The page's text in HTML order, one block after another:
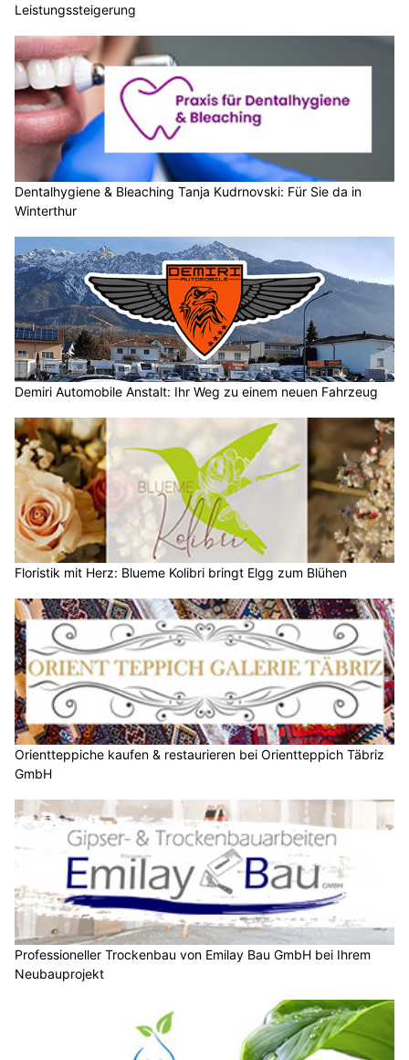
Leistungssteigerung
Dentalhygiene & Bleaching Tanja Kudrnovski: Für Sie da in
Winterthur
Demiri Automobile Anstalt: Ihr Weg zu einem neuen Fahrzeug
Floristik mit Herz: Blueme Kolibri bringt Elgg zum Blühen
Orientteppiche kaufen & restaurieren bei Orientteppich Täbriz
GmbH
Professioneller Trockenbau von Emilay Bau GmbH bei Ihrem
Neubauprojekt